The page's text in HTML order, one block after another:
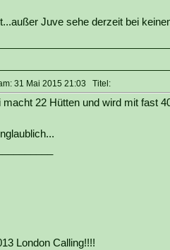
Juve sehe derzeit bei
31 Mai 2015 21:03 Titel:
macht 22 Hütten und wird mit fast
London Calling!!!!